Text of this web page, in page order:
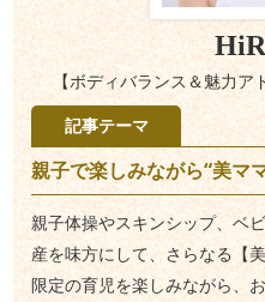
【ボディバランス＆魅力
記事テーマ
親子で楽しみながら“美マ
親子体操やスキンシップ、ベ
産を味方にして、さらなる【
限定の育児を楽しみながら、